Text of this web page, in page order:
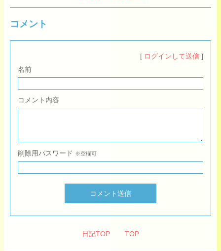
コメント
[ ログインして送信 ]
名前
コメント内容
削除用パスワード ※空欄可
コメント送信
日記TOP TOP